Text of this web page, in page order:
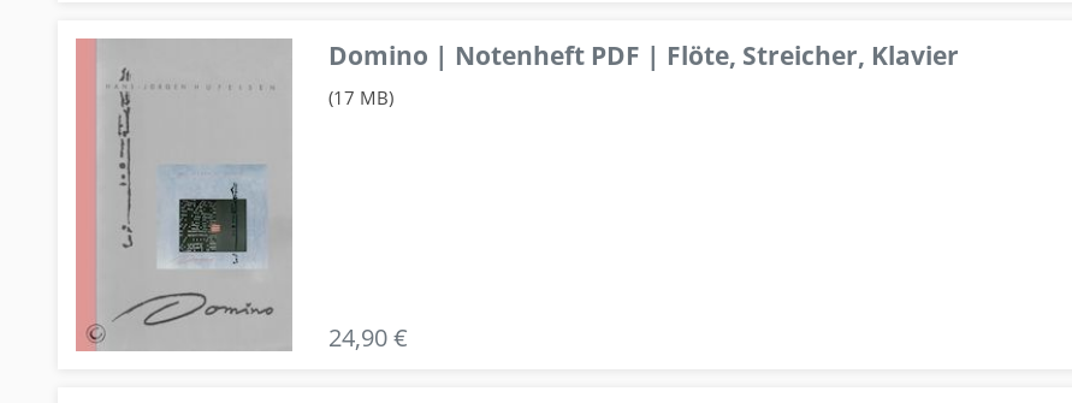
Domino | Notenheft PDF | Flöte, Streicher, Klavier
(17 MB)
24,90 €